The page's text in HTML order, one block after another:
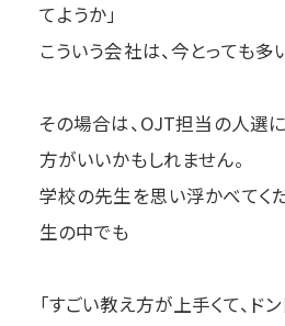
てようか」
こういう会社は、今とっても多
その場合は、OJT担当の人選に
方がいいかもしれません。
学校の先生を思い浮かべてく
生の中でも
「すごい教え方が上手くて、ド